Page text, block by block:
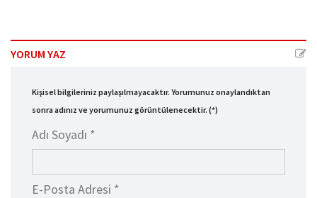
YORUM YAZ
Kişisel bilgileriniz paylaşılmayacaktır. Yorumunuz onaylandıktan
sonra adınız ve yorumunuz görüntülenecektir. (*)
Adı Soyadı *
E-Posta Adresi *